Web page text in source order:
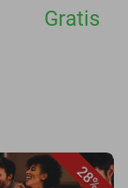
Gratis
28%